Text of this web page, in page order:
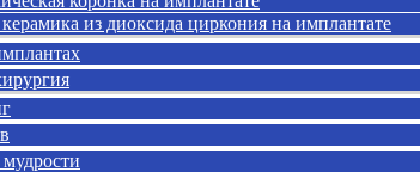
керамика из диоксида циркония на имплантате